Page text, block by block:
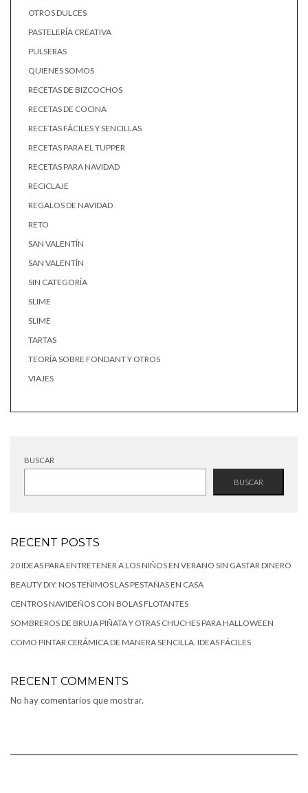
OTROS DULCES
PASTELERÍA CREATIVA
PULSERAS
QUIENES SOMOS
RECETAS DE BIZCOCHOS
RECETAS DE COCINA
RECETAS FÁCILES Y SENCILLAS
RECETAS PARA EL TUPPER
RECETAS PARA NAVIDAD
RECICLAJE
REGALOS DE NAVIDAD
RETO
SAN VALENTÍN
SAN VALENTÍN
SIN CATEGORÍA
SLIME
SLIME
TARTAS
TEORÍA SOBRE FONDANT Y OTROS
VIAJES
BUSCAR
BUSCAR
RECENT POSTS
20 IDEAS PARA ENTRETENER A LOS NIÑOS EN VERANO SIN GASTAR DINERO
BEAUTY DIY: NOS TEÑIMOS LAS PESTAÑAS EN CASA
CENTROS NAVIDEÑOS CON BOLAS FLOTANTES
SOMBREROS DE BRUJA PIÑATA Y OTRAS CHUCHES PARA HALLOWEEN
COMO PINTAR CERÁMICA DE MANERA SENCILLA. IDEAS FÁCILES
RECENT COMMENTS
No hay comentarios que mostrar.